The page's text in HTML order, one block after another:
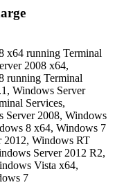
x64 running Terminal
2008 x64,
running Terminal
Windows Server
Services,
Server 2008, Windows
8 x64, Windows 7
2012, Windows RT
Server 2012 R2,
Vista x64,
7